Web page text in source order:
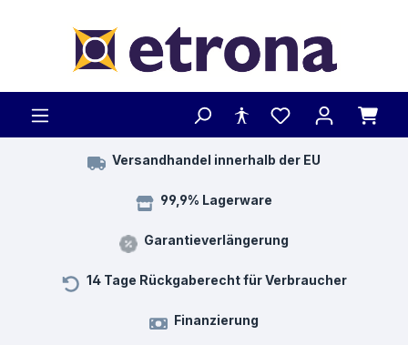
Versandhandel innerhalb der EU
99,9% Lagerware
Garantieverlängerung
14 Tage Rückgaberecht für Verbraucher
Finanzierung